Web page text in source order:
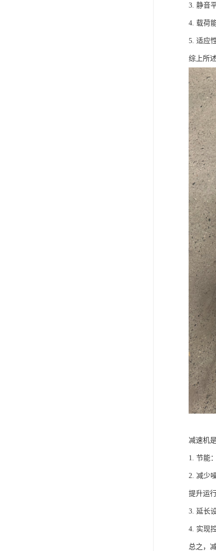
3. 静音
4. 载荷
5. 适应
综上所
减速机
1. 节能
2. 减少
提升运
3. 延长
4. 实现
总之，